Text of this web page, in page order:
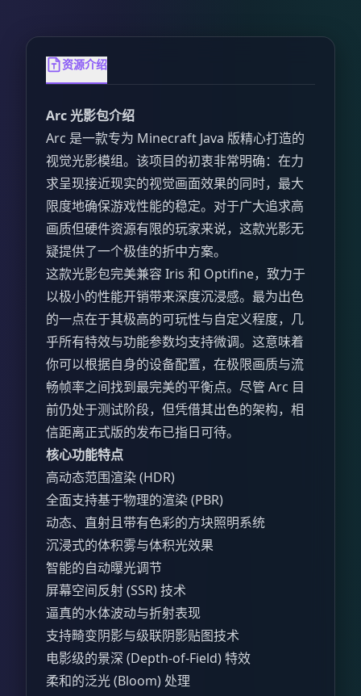
资源介绍
Arc 光影包介绍
Arc 是一款专为 Minecraft Java 版精心打造的
视觉光影模组。该项目的初衷非常明确：在力
求呈现接近现实的视觉画面效果的同时，最大
限度地确保游戏性能的稳定。对于广大追求高
画质但硬件资源有限的玩家来说，这款光影无
疑提供了一个极佳的折中方案。
这款光影包完美兼容 Iris 和 Optifine，致力于
以极小的性能开销带来深度沉浸感。最为出色
的一点在于其极高的可玩性与自定义程度，几
乎所有特效与功能参数均支持微调。这意味着
你可以根据自身的设备配置，在极限画质与流
畅帧率之间找到最完美的平衡点。尽管 Arc 目
前仍处于测试阶段，但凭借其出色的架构，相
信距离正式版的发布已指日可待。
核心功能特点
高动态范围渲染 (HDR)
全面支持基于物理的渲染 (PBR)
动态、直射且带有色彩的方块照明系统
沉浸式的体积雾与体积光效果
智能的自动曝光调节
屏幕空间反射 (SSR) 技术
逼真的水体波动与折射表现
支持畸变阴影与级联阴影贴图技术
电影级的景深 (Depth-of-Field) 特效
柔和的泛光 (Bloom) 处理